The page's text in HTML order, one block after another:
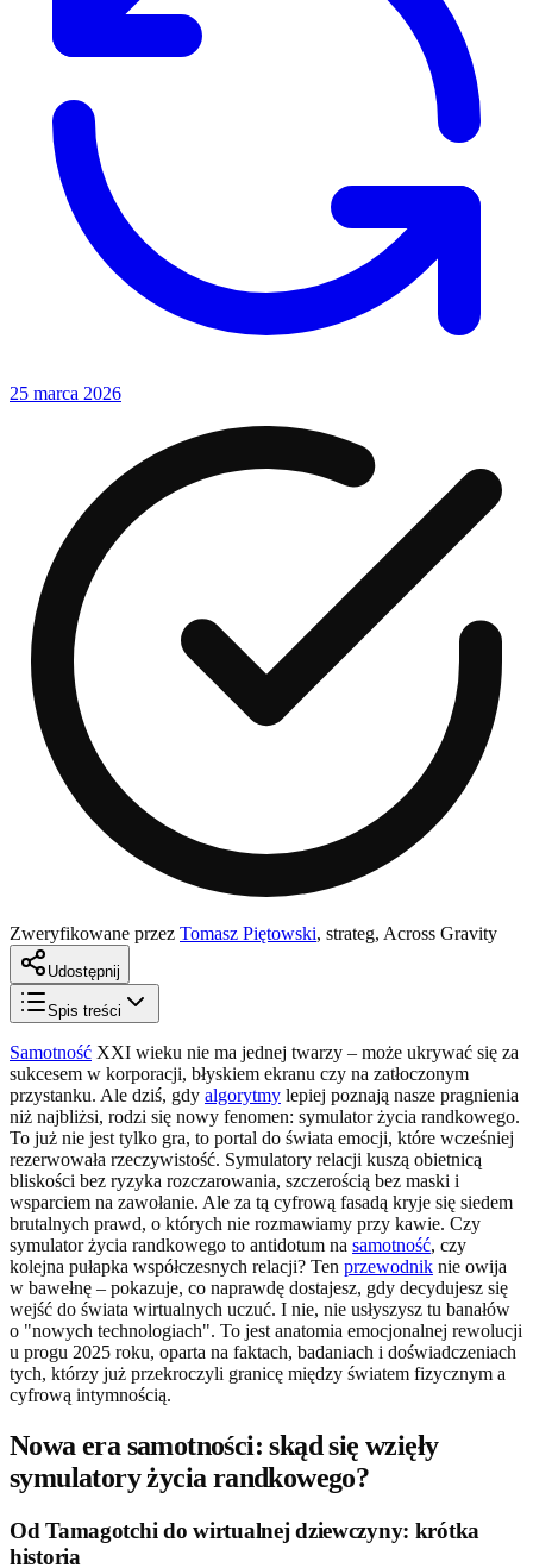
25 marca 2026
Zweryfikowane przez Tomasz Piętowski, strateg, Across Gravity
Udostępnij
Spis treści
Samotność XXI wieku nie ma jednej twarzy – może ukrywać się za
sukcesem w korporacji, błyskiem ekranu czy na zatłoczonym
przystanku. Ale dziś, gdy algorytmy lepiej poznają nasze pragnienia
niż najbliżsi, rodzi się nowy fenomen: symulator życia randkowego.
To już nie jest tylko gra, to portal do świata emocji, które wcześniej
rezerwowała rzeczywistość. Symulatory relacji kuszą obietnicą
bliskości bez ryzyka rozczarowania, szczerością bez maski i
wsparciem na zawołanie. Ale za tą cyfrową fasadą kryje się siedem
brutalnych prawd, o których nie rozmawiamy przy kawie. Czy
symulator życia randkowego to antidotum na samotność, czy
kolejna pułapka współczesnych relacji? Ten przewodnik nie owija
w bawełnę – pokazuje, co naprawdę dostajesz, gdy decydujesz się
wejść do świata wirtualnych uczuć. I nie, nie usłyszysz tu banałów
o "nowych technologiach". To jest anatomia emocjonalnej rewolucji
u progu 2025 roku, oparta na faktach, badaniach i doświadczeniach
tych, którzy już przekroczyli granicę między światem fizycznym a
cyfrową intymnością.
Nowa era samotności: skąd się wzięły
symulatory życia randkowego?
Od Tamagotchi do wirtualnej dziewczyny: krótka
historia